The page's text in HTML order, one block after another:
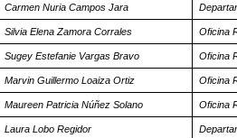
Carmen Nuria Campos Jara
Silvia Elena Zamora Corrales Oficina
Sugey Estefanie Vargas Bravo Oficina
Marvin Guillermo Loaiza Ortiz Oficina
Maureen Patricia Núñez Solano Oficina
Laura Lobo Regidor